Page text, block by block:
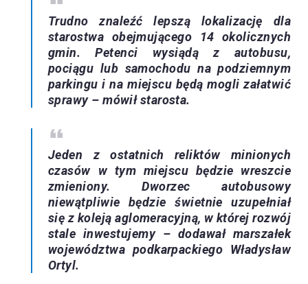
Trudno znaleźć lepszą lokalizację dla
starostwa obejmującego 14 okolicznych
gmin. Petenci wysiądą z autobusu,
pociągu lub samochodu na podziemnym
parkingu i na miejscu będą mogli załatwić
sprawy – mówił starosta.
Jeden z ostatnich reliktów minionych
czasów w tym miejscu będzie wreszcie
zmieniony. Dworzec autobusowy
niewątpliwie będzie świetnie uzupełniał
się z koleją aglomeracyjną, w której rozwój
stale inwestujemy – dodawał marszałek
województwa podkarpackiego Władysław
Ortyl.